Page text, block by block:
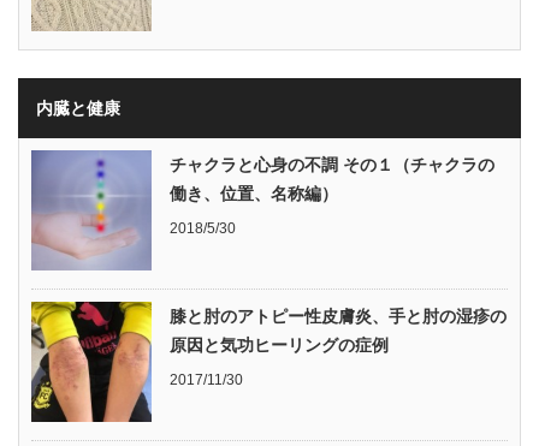
内臓と健康
チャクラと心身の不調 その１（チャクラの
働き、位置、名称編）
2018/5/30
膝と肘のアトピー性皮膚炎、手と肘の湿疹の
原因と気功ヒーリングの症例
2017/11/30